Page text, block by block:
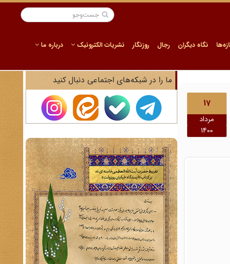
نگاه دیگران رجال روزنگار نشریات الکترونیک درباره ما
17
مرداد
1400
ما را در شبکه‌های اجتماعی دنبال کنید